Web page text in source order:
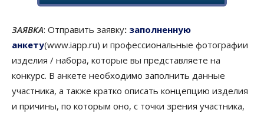
ЗАЯВКА: Отправить заявку: заполненную
анкету(www.iapp.ru) и профессиональные фотографии
изделия / набора, которые вы представляете на
конкурс. В анкете необходимо заполнить данные
участника, а также кратко описать концепцию изделия
и причины, по которым оно, с точки зрения участника,